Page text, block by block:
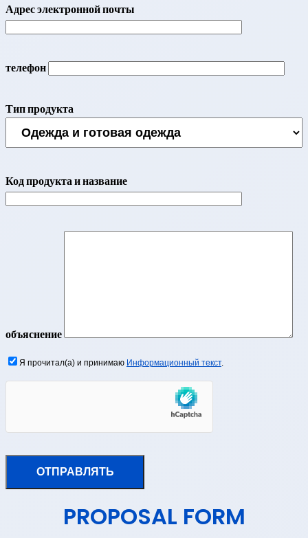
Адрес электронной почты
телефон
Тип продукта
Код продукта и название
объяснение
Я прочитал(а) и принимаю Информационный текст.
PROPOSAL FORM